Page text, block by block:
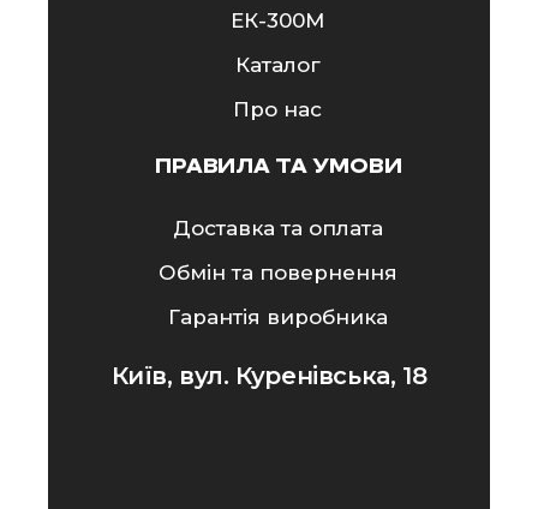
ЕК-300M
Каталог
Про нас
ПРАВИЛА ТА УМОВИ
Доставка та оплата
Обмін та повернення
Гарантія виробника
Київ, вул. Куренівська, 18